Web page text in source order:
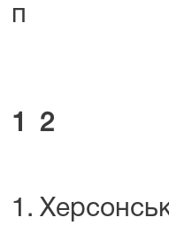
п
1 2
1.